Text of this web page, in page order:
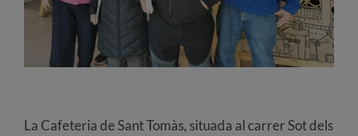
La Cafeteria de Sant Tomàs, situada al carrer Sot dels